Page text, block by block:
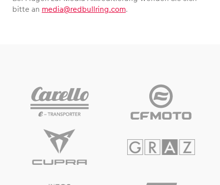
Business
bitte an media@redbullring.com.